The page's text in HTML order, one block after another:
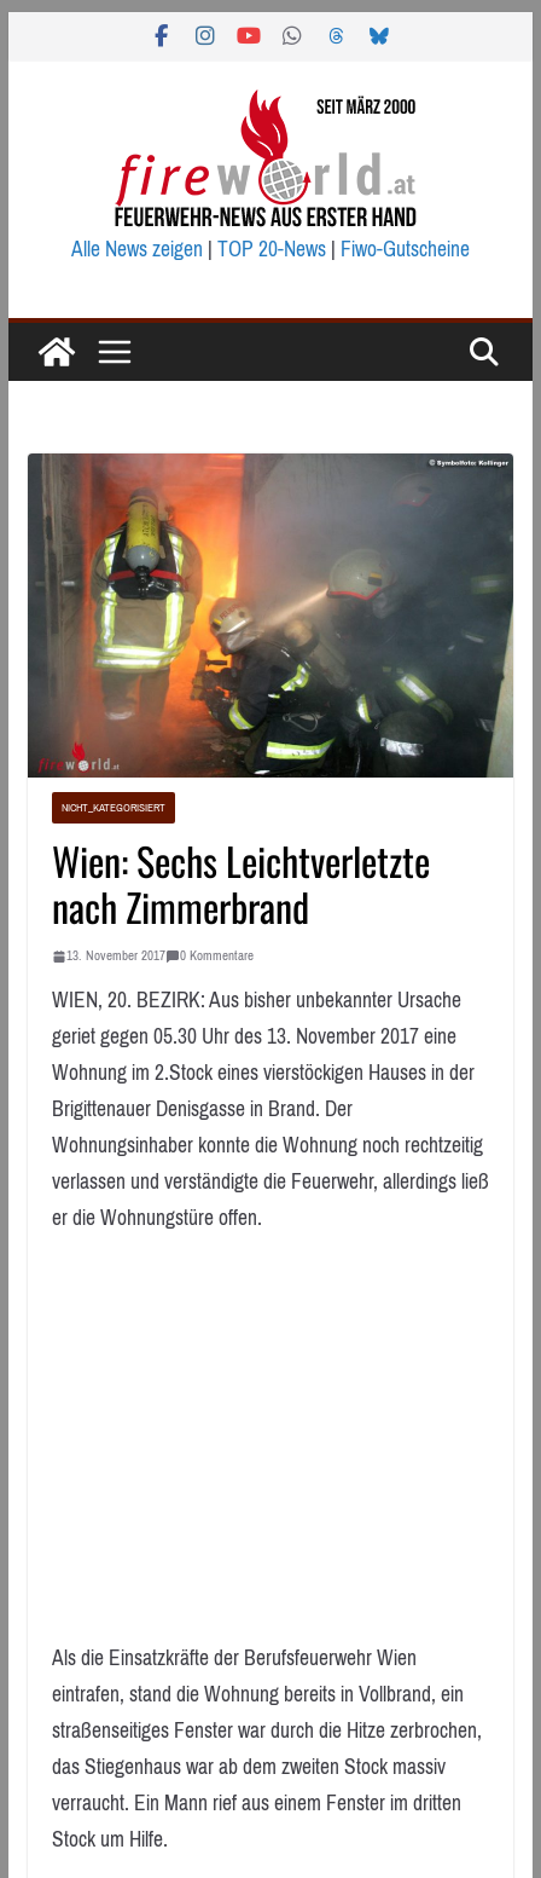
Alle News zeigen|TOP 20-News|Fiwo-Gutscheine
NICHT_KATEGORISIERT
Wien: Sechs Leichtverletzte
nach Zimmerbrand
13. November 2017 0 Kommentare
WIEN, 20. BEZIRK: Aus bisher unbekannter Ursache
geriet gegen 05.30 Uhr des 13. November 2017 eine
Wohnung im 2.Stock eines vierstöckigen Hauses in der
Brigittenauer Denisgasse in Brand. Der
Wohnungsinhaber konnte die Wohnung noch rechtzeitig
verlassen und verständigte die Feuerwehr, allerdings ließ
er die Wohnungstüre offen.
Als die Einsatzkräfte der Berufsfeuerwehr Wien
eintrafen, stand die Wohnung bereits in Vollbrand, ein
straßenseitiges Fenster war durch die Hitze zerbrochen,
das Stiegenhaus war ab dem zweiten Stock massiv
verraucht. Ein Mann rief aus einem Fenster im dritten
Stock um Hilfe.